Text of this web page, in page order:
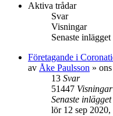
Aktiva trådar
Svar
Visningar
Senaste inlägget
Företagande i
av Åke Paulsson »
13 Svar
51447 Visningar
Senaste inlägget
lör 12 sep 2020,